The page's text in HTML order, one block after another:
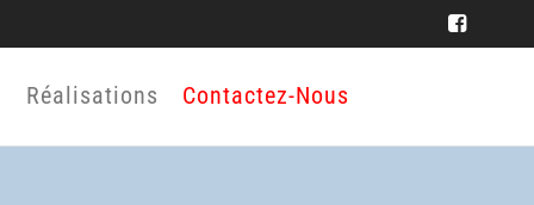
Réalisations Contactez-Nous